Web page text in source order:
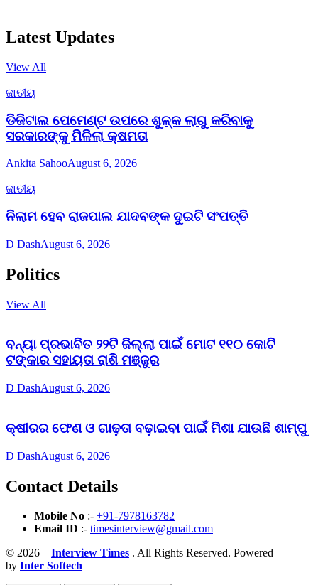
Latest Updates
View All
ଜାତୀୟ
ଡିଜିଟାଲ ପେମେଣ୍ଟ ଉପରେ ଶୁଳ୍କ ଲାଗୁ କରିବାକୁ
ସରକାରଙ୍କୁ ମିଳିଲା କ୍ଷମତା
Ankita SahooAugust 6, 2026
ଜାତୀୟ
ନିଲାମ ହେବ ରାଜପାଲ ଯାଦବଙ୍କ ଦୁଇଟି ସଂପତ୍ତି
D DashAugust 6, 2026
Politics
View All
ବନ୍ୟା ପ୍ରଭାବିତ ୨୨ଟି ଜିଲ୍ଲା ପାଇଁ ମୋଟ ୧୧୦ କୋଟି
ଟଙ୍କାର ସହାୟତା ରାଶି ମଞ୍ଜୁର
D DashAugust 6, 2026
କ୍ଷୀରର ଫେଣ ଓ ଗାଢ଼ତା ବଢ଼ାଇବା ପାଇଁ ମିଶା ଯାଉଛି ଶାମ୍ପୁ
D DashAugust 6, 2026
Contact Details
Mobile No :- +91-7978163782
Email ID :- timesinterview@gmail.com
© 2026 – Interview Times . All Rights Reserved. Powered
by Inter Softech